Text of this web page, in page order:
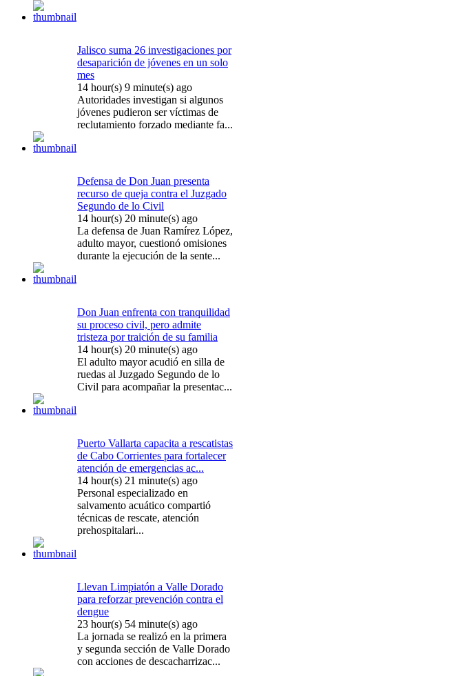
Jalisco suma 26 investigaciones por
desaparición de jóvenes en un solo
mes
14 hour(s) 9 minute(s) ago
Autoridades investigan si algunos
jóvenes pudieron ser víctimas de
reclutamiento forzado mediante fa...
Defensa de Don Juan presenta
recurso de queja contra el Juzgado
Segundo de lo Civil
14 hour(s) 20 minute(s) ago
La defensa de Juan Ramírez López,
adulto mayor, cuestionó omisiones
durante la ejecución de la sente...
Don Juan enfrenta con tranquilidad
su proceso civil, pero admite
tristeza por traición de su familia
14 hour(s) 20 minute(s) ago
El adulto mayor acudió en silla de
ruedas al Juzgado Segundo de lo
Civil para acompañar la presentac...
Puerto Vallarta capacita a rescatistas
de Cabo Corrientes para fortalecer
atención de emergencias ac...
14 hour(s) 21 minute(s) ago
Personal especializado en
salvamento acuático compartió
técnicas de rescate, atención
prehospitalari...
Llevan Limpiatón a Valle Dorado
para reforzar prevención contra el
dengue
23 hour(s) 54 minute(s) ago
La jornada se realizó en la primera
y segunda sección de Valle Dorado
con acciones de descacharrizac...